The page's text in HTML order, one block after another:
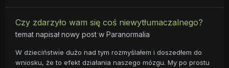
Czy zdarzyło wam się coś niewytłumaczalnego?
temat napisał nowy post w Paranormalia
W dzieciństwie dużo nad tym rozmyślałem i doszedłem do
wniosku, że to efekt działania naszego mózgu. My po prostu